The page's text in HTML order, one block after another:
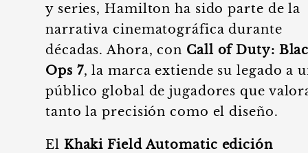
y series, Hamilton ha sido parte de la
narrativa cinematográfica durante
décadas. Ahora, con Call of Duty:
Ops 7, la marca extiende su legado a
público global de jugadores que
tanto la precisión como el diseño.
El Khaki Field Automatic edición